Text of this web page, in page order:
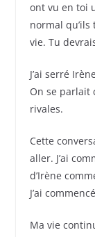
ont vu en toi
normal qu’ils
vie. Tu
J’ai serré
On se parlait
rivales.
Cette
aller. J’ai
d’Irène
J’ai
Ma vie